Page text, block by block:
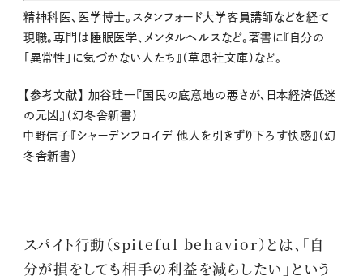
精神科医、医学博士。スタンフォード大学客員講師などを経て
現職。専門は睡眠医学、メンタルヘルスなど。著書に『自分の
「異常性」に気づかない人たち』（草思社文庫）など。
【参考文献】 加谷珪一『国民の底意地の悪さが、日本経済低迷
の元凶』（幻冬舎新書）
中野信子『シャーデンフロイデ 他人を引きずり下ろす快感』（幻
冬舎新書）
スパイト行動（spiteful behavior）とは、「自
分が損をしても相手の利益を減らしたい」という